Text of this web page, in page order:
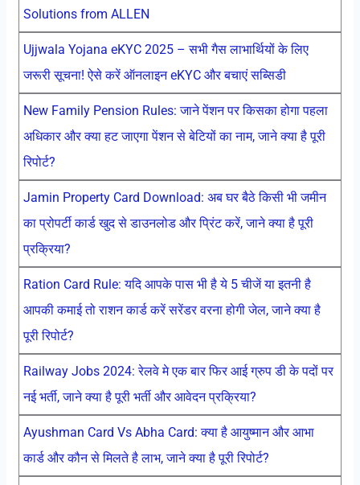
Solutions from ALLEN
Ujjwala Yojana eKYC 2025 – सभी गैस लाभार्थियों के लिए
जरूरी सूचना! ऐसे करें ऑनलाइन eKYC और बचाएं सब्सिडी
New Family Pension Rules: जाने पेंशन पर किसका होगा पहला
अधिकार और क्या हट जाएगा पेंशन से बेटियों का नाम, जाने क्या है पूरी
रिपोर्ट?
Jamin Property Card Download: अब घर बैठे किसी भी जमीन
का प्रोपर्टी कार्ड खुद से डाउनलोड और प्रिंट करें, जाने क्या है पूरी
प्रक्रिया?
Ration Card Rule: यदि आपके पास भी है ये 5 चीजें या इतनी है
आपकी कमाई तो राशन कार्ड करें सरेंडर वरना होगी जेल, जाने क्या है
पूरी रिपोर्ट?
Railway Jobs 2024: रेलवे मे एक बार फिर आई ग्रुप डी के पदों पर
नई भर्ती, जाने क्या है पूरी भर्ती और आवेदन प्रक्रिया?
Ayushman Card Vs Abha Card: क्या है आयुष्मान और आभा
कार्ड और कौन से मिलते है लाभ, जाने क्या है पूरी रिपोर्ट?